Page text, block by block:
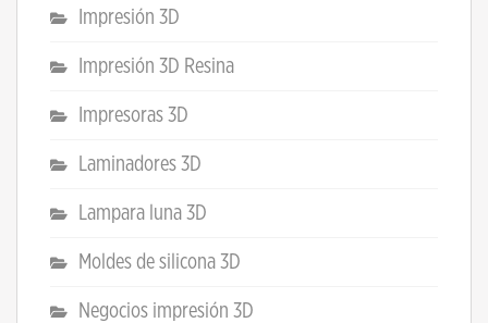
Impresión 3D
Impresión 3D Resina
Impresoras 3D
Laminadores 3D
Lampara luna 3D
Moldes de silicona 3D
Negocios impresión 3D